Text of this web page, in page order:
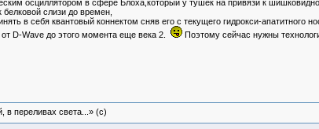
осциллятором в сфере Блоха,который у тушек на привязи к
слизи до времен,
в себя квантовый коннектом сняв его с текущего гидрокси-апатитного
D-Wave до этого момента еще века 2.
Поэтому сейчас нужны
в переливах света...» (c)